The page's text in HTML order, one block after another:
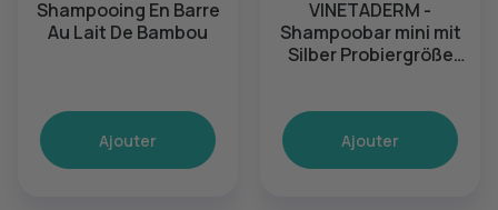
Shampooing En Barre
Au Lait De Bambou
Ajouter
VINETADERM -
Shampoobar mini mit
Silber Probiergröße
Ajouter